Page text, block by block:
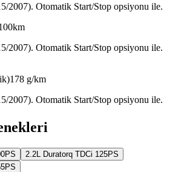
2007). Otomatik Start/Stop opsiyonu ile.
2007). Otomatik Start/Stop opsiyonu ile.
178 g/km
2007). Otomatik Start/Stop opsiyonu ile.
2.2L Duratorq TDCi 125PS